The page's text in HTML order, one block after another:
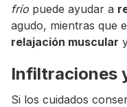
frío puede ayudar a
agudo, mientras que
relajación muscular
Infiltraciones
Si los cuidados